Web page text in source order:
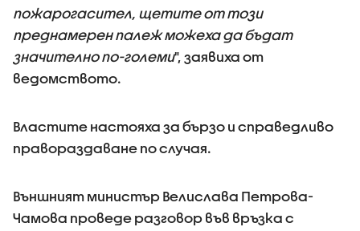
пожарогасител, щетите от този
преднамерен палеж можеха да бъдат
значително по-големи", заявиха от
ведомството.
Властите настояха за бързо и справедливо
правораздаване по случая.
Външният министър Велислава Петрова-
Чамова проведе разговор във връзка с